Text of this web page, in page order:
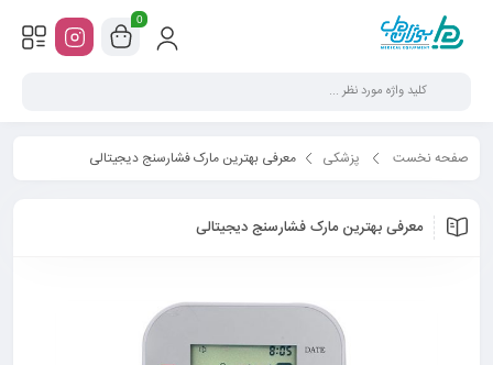
0
صفحه نخست پزشکی معرفی بهترین مارک فشارسنج دیجیتالی
معرفی بهترین مارک فشارسنج دیجیتالی